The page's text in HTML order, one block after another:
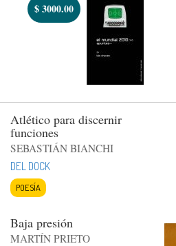
$3000.00
Atlético para discernir
funciones
SEBASTIÁN BIANCHI
DEL DOCK
POESÍA
Baja presión
MARTÍN PRIETO